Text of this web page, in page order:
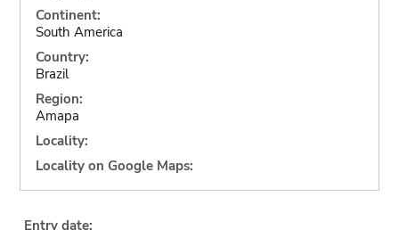
Continent:
South America
Country:
Brazil
Region:
Amapa
Locality:
Locality on Google Maps:
Entry date: